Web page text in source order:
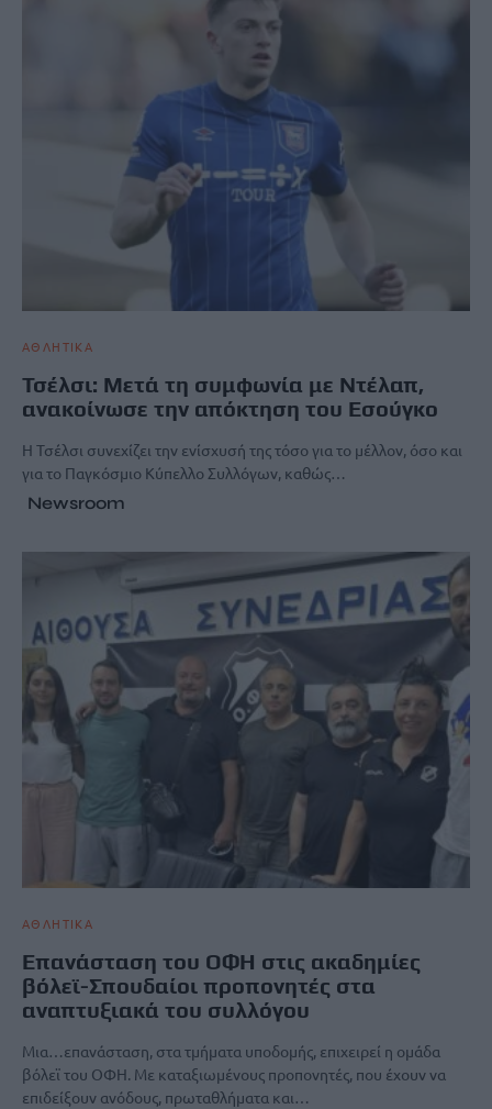
ΑΘΛΗΤΙΚΑ
Τσέλσι: Μετά τη συμφωνία με Ντέλαπ,
ανακοίνωσε την απόκτηση του Εσούγκο
Η Τσέλσι συνεχίζει την ενίσχυσή της τόσο για το μέλλον, όσο και
για το Παγκόσμιο Κύπελλο Συλλόγων, καθώς…
Newsroom
ΑΘΛΗΤΙΚΑ
Επανάσταση του ΟΦΗ στις ακαδημίες
βόλεϊ-Σπουδαίοι προπονητές στα
αναπτυξιακά του συλλόγου
Μια…επανάσταση, στα τμήματα υποδομής, επιχειρεί η ομάδα
βόλεϊ του ΟΦΗ. Με καταξιωμένους προπονητές, που έχουν να
επιδείξουν ανόδους, πρωταθλήματα και…